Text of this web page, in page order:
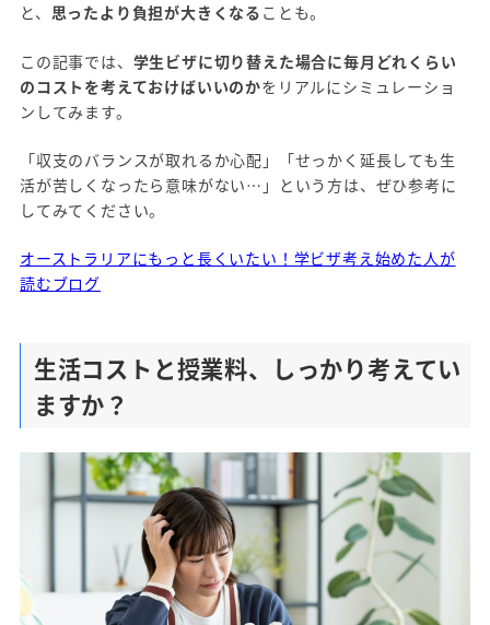
と、 思ったより負担が大きくなる ことも。
この記事では、 学生ビザに切り替えた場合に毎月どれくらい
のコストを考えておけばいいのかをリアルにシミュレーショ
ンしてみます。
「収支のバランスが取れるか心配」「せっかく延長しても生
活が苦しくなったら意味がない…」という方は、ぜひ参考に
してみてください。
オーストラリアにもっと長くいたい！学ビザ考え始めた人が
読むブログ
生活コストと授業料、しっかり考えてい
ますか？